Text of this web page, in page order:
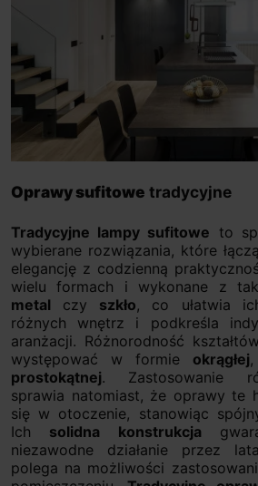
Oprawy sufitowe tradycyjne
Tradycyjne lampy sufitowe to
wybierane rozwiązania, które
elegancję z codzienną
wielu formach i wykonane z
metal czy szkło, co ułatwia
różnych wnętrz i podkreśla
aranżacji. Różnorodność
występować w formie okrągłej,
prostokątnej. Zastosowanie
sprawia natomiast, że oprawy te
się w otoczenie, stanowiąc
Ich solidna konstrukcja
niezawodne działanie przez
polega na możliwości